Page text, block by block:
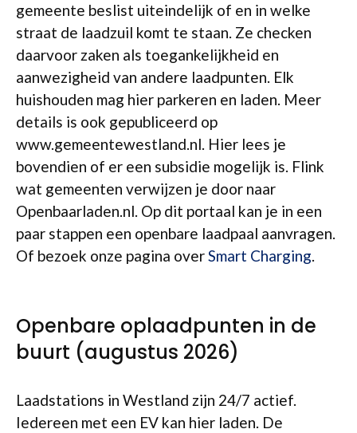
gemeente beslist uiteindelijk of en in welke
straat de laadzuil komt te staan. Ze checken
daarvoor zaken als toegankelijkheid en
aanwezigheid van andere laadpunten. Elk
huishouden mag hier parkeren en laden. Meer
details is ook gepubliceerd op
www.gemeentewestland.nl. Hier lees je
bovendien of er een subsidie mogelijk is. Flink
wat gemeenten verwijzen je door naar
Openbaarladen.nl. Op dit portaal kan je in een
paar stappen een openbare laadpaal aanvragen.
Of bezoek onze pagina overSmart Charging.
Openbare oplaadpunten in de
buurt (augustus 2026)
Laadstations in Westland zijn 24/7 actief.
Iedereen met een EV kan hier laden. De